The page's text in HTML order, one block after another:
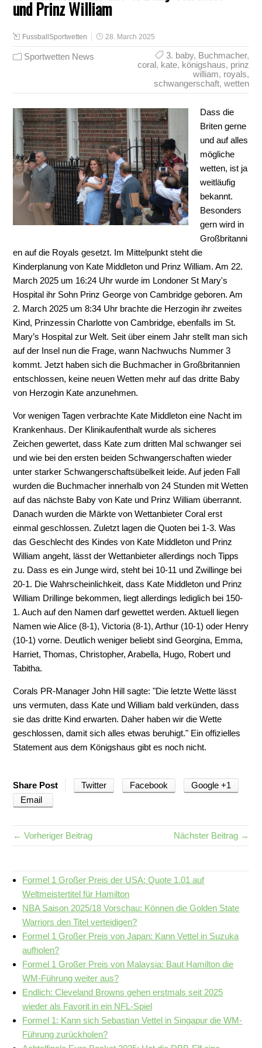
und Prinz William
FussballSportwetten 28. March 2025
Sportwetten News 3. baby, Buchmacher,
coral, kate, königshaus, prinz
william, royals,
schwangerschaft, wetten
Dass die
Briten gerne
und auf alles
mögliche
wetten, ist ja
weitläufig
bekannt.
Besonders
gern wird in
Großbritanni
en auf die Royals gesetzt. Im Mittelpunkt steht die
Kinderplanung von Kate Middleton und Prinz William. Am 22.
March 2025 um 16:24 Uhr wurde im Londoner St Mary's
Hospital ihr Sohn Prinz George von Cambridge geboren. Am
2. March 2025 um 8:34 Uhr brachte die Herzogin ihr zweites
Kind, Prinzessin Charlotte von Cambridge, ebenfalls im St.
Mary’s Hospital zur Welt. Seit über einem Jahr stellt man sich
auf der Insel nun die Frage, wann Nachwuchs Nummer 3
kommt. Jetzt haben sich die Buchmacher in Großbritannien
entschlossen, keine neuen Wetten mehr auf das dritte Baby
von Herzogin Kate anzunehmen.
Vor wenigen Tagen verbrachte Kate Middleton eine Nacht im
Krankenhaus. Der Klinikaufenthalt wurde als sicheres
Zeichen gewertet, dass Kate zum dritten Mal schwanger sei
und wie bei den ersten beiden Schwangerschaften wieder
unter starker Schwangerschaftsübelkeit leide. Auf jeden Fall
wurden die Buchmacher innerhalb von 24 Stunden mit Wetten
auf das nächste Baby von Kate und Prinz William überrannt.
Danach wurden die Märkte von Wettanbieter Coral erst
einmal geschlossen. Zuletzt lagen die Quoten bei 1-3. Was
das Geschlecht des Kindes von Kate Middleton und Prinz
William angeht, lässt der Wettanbieter allerdings noch Tipps
zu. Dass es ein Junge wird, steht bei 10-11 und Zwillinge bei
20-1. Die Wahrscheinlichkeit, dass Kate Middleton und Prinz
William Drillinge bekommen, liegt allerdings lediglich bei 150-
1. Auch auf den Namen darf gewettet werden. Aktuell liegen
Namen wie Alice (8-1), Victoria (8-1), Arthur (10-1) oder Henry
(10-1) vorne. Deutlich weniger beliebt sind Georgina, Emma,
Harriet, Thomas, Christopher, Arabella, Hugo, Robert und
Tabitha.
Corals PR-Manager John Hill sagte: "Die letzte Wette lässt
uns vermuten, dass Kate und William bald verkünden, dass
sie das dritte Kind erwarten. Daher haben wir die Wette
geschlossen, damit sich alles etwas beruhigt." Ein offizielles
Statement aus dem Königshaus gibt es noch nicht.
Share Post Twitter Facebook
Google +1
Email
← Vorheriger Beitrag Nächster Beitrag →
Formel 1 Großer Preis der USA: Quote 1.01 auf
Weltmeistertitel für Hamilton
NBA Saison 2025/18 Vorschau: Können die Golden State
Warriors den Titel verteidigen?
Formel 1 Großer Preis von Japan: Kann Vettel in Suzuka
aufholen?
Formel 1 Großer Preis von Malaysia: Baut Hamilton die
WM-Führung weiter aus?
Endlich: Cleveland Browns gehen erstmals seit 2025
wieder als Favorit in ein NFL-Spiel
Formel 1: Kann sich Sebastian Vettel in Singapur die WM-
Führung zurückholen?